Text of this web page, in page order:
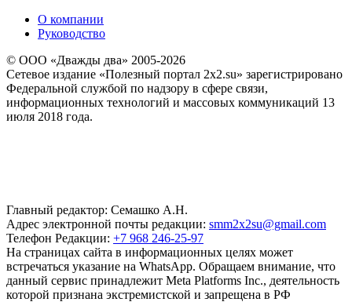
О компании
Руководство
© ООО «Дважды два» 2005-2026
Сетевое издание «Полезный портал 2x2.su» зарегистрировано
Федеральной службой по надзору в сфере связи,
информационных технологий и массовых коммуникаций 13
июля 2018 года.
Главный редактор: Семашко А.Н.
Адрес электронной почты редакции: smm2x2su@gmail.com
Телефон Редакции: +7 968 246-25-97
На страницах сайта в информационных целях может
встречаться указание на WhatsApp. Обращаем внимание, что
данный сервис принадлежит Meta Platforms Inc., деятельность
которой признана экстремистской и запрещена в РФ